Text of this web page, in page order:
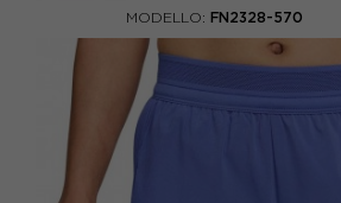
MODELLO: FN2328-570